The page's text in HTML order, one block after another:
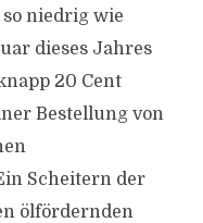
niedrig wie
dieses Jahres
20 Cent
Bestellung von
Scheitern der
ölfördernden